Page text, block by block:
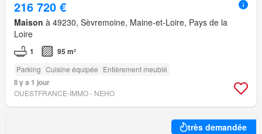
216 720 €
Maison à 49230, Sèvremoine, Maine-et-Loire, Pays de la
Loire
1 95 m²
Parking Cuisine équipée Entièrement meublé
Il y a 1 jour
OUESTFRANCE-IMMO - NEHO
très demandée